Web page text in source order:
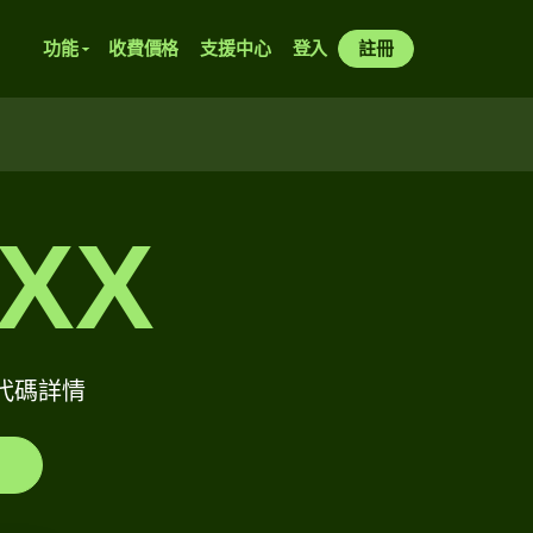
功能 收費價格 支援中心 登入 註冊
碼詳情